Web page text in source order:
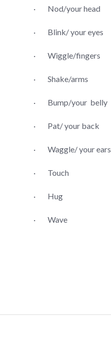
· Nod/your head
· Blink/ your eyes
· Wiggle/fingers
· Shake/arms
· Bump/your belly
· Pat/ your back
· Waggle/ your ears
· Touch
· Hug
· Wave